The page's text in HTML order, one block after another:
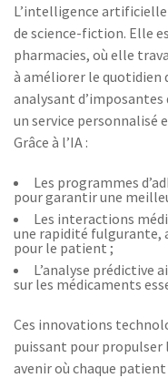
L’intelligence
de science-fiction. Elle
pharmacies, où elle
à améliorer le quotidien
analysant
un service personnalisé
Grâce à l’IA :
Les programmes
pour garantir une
Les interactions
une rapidité fulgurante,
pour le patient ;
L’analyse prédictive
sur les médicaments
Ces innovations
puissant pour
avenir où chaque